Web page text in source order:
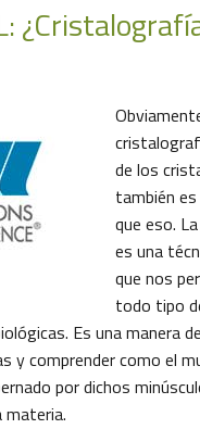
de los
también
que eso.
es una
que nos
todo tipo
Es una manera
y comprender como el
por dichos
materia.